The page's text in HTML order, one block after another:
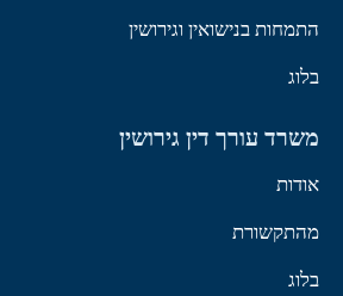
התמחות בנישואין וגירושין
בלוג
משרד עורך דין גירושין
אודות
מהתקשורת
בלוג